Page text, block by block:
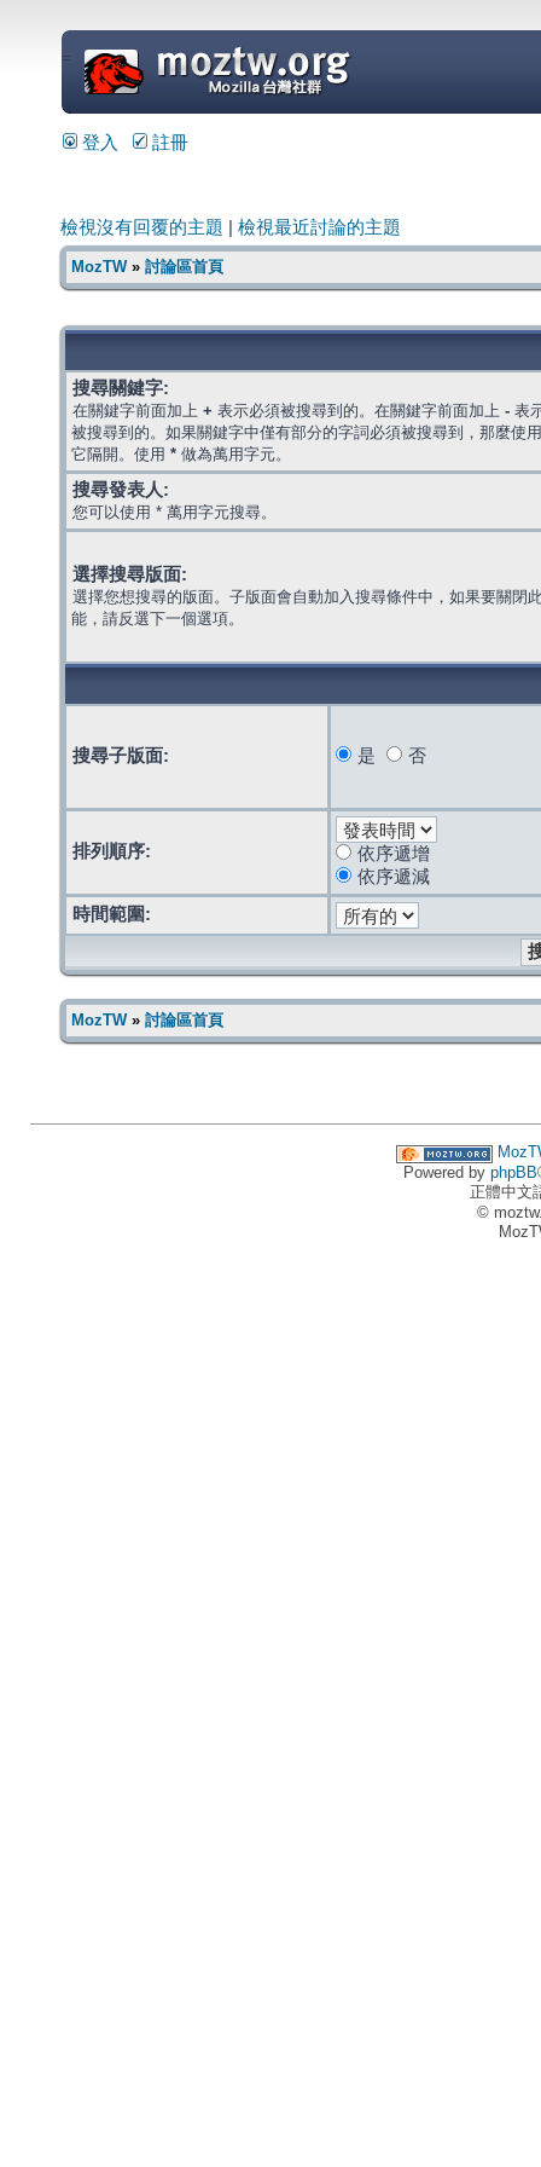
=
登入 註冊
檢視沒有回覆的主題 檢視最近討論的主題
MozTW» 討論區首頁
搜尋關鍵字:
在關鍵字前面加上 + 表示必須被搜尋到的。在關鍵字前面加上 - 表
被搜尋到的。如果關鍵字中僅有部分的字詞必須被搜尋到，那麼使
它隔開。使用 * 做為萬用字元。
搜尋發表人:
您可以使用 * 萬用字元搜尋。
選擇搜尋版面:
選擇您想搜尋的版面。子版面會自動加入搜尋條件中，如果要關閉
能，請反選下一個選項。
搜尋子版面: 是 否
排列順序:
依序遞增
依序遞減
時間範圍:
MozTW» 討論區首頁
Powered by phpBB
正體中文
©